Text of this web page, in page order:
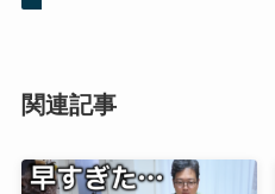
関連記事